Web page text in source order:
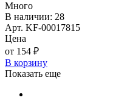
Много
В наличии: 28
Арт. KF-00017815
Цена
от 154 ₽
В корзину
Показать еще